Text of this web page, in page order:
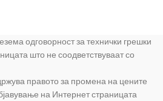
одговорност за технички грешки
што не соодветствуваат со
правото за промена на цените
на Интернет страницата